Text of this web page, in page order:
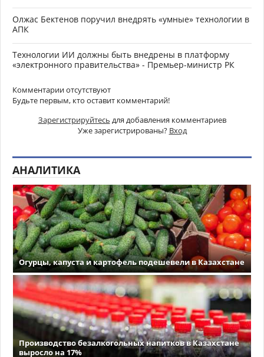
Олжас Бектенов поручил внедрять «умные» технологии в
АПК
Технологии ИИ должны быть внедрены в платформу
«электронного правительства» - Премьер-министр РК
Комментарии отсутствуют
Будьте первым, кто оставит комментарий!
Зарегистрируйтесь для добавления комментариев
Уже зарегистрированы? Вход
АНАЛИТИКА
Огурцы, капуста и картофель подешевели в Казахстане
Производство безалкогольных напитков в Казахстане
выросло на 17%